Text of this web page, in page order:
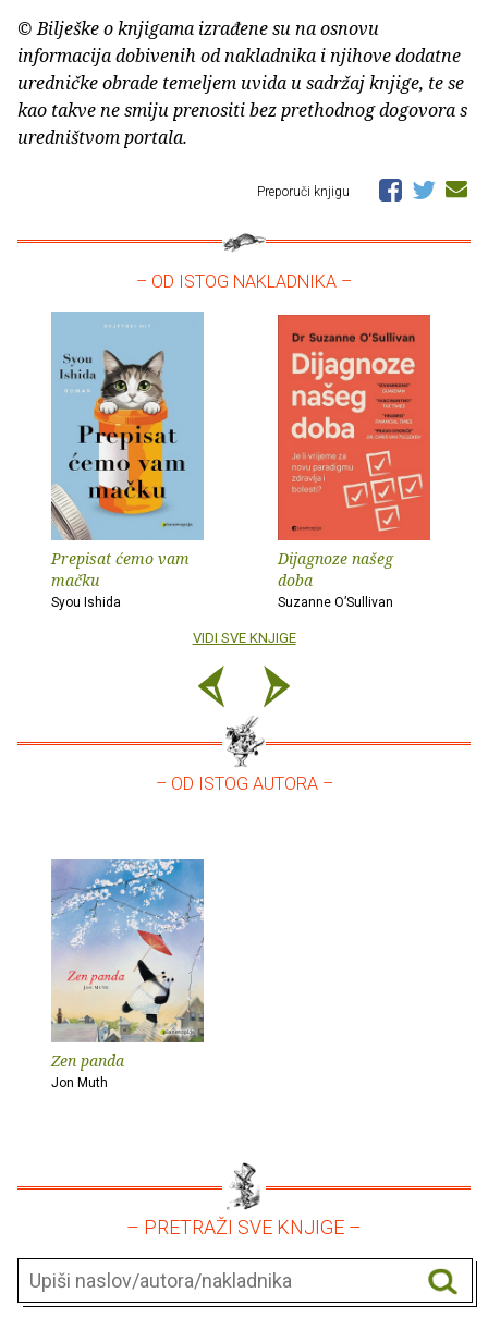
© Bilješke o knjigama izrađene su na osnovu
informacija dobivenih od nakladnika i njihove dodatne
uredničke obrade temeljem uvida u sadržaj knjige, te se
kao takve ne smiju prenositi bez prethodnog dogovora s
uredništvom portala.
Preporuči knjigu
– OD ISTOG NAKLADNIKA –
Prepisat ćemo vam
mačku
Syou Ishida
Dijagnoze našeg
doba
Suzanne O’Sullivan
VIDI SVE KNJIGE
– OD ISTOG AUTORA –
Zen panda
Jon Muth
– PRETRAŽI SVE KNJIGE –